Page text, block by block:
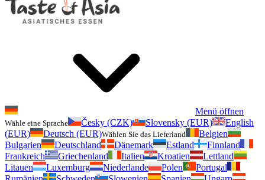
Menü öffnen
Wähle eine Sprache Česky (CZK) Slovensky (EUR)
English
(EUR)
Deutsch (EUR)Wählen Sie das Lieferland
Belgien
Bulgarien
Deutschland Dänemark Estland
Finnland
Frankreich
Griechenland Italien Kroatien
Lettland
Litauen
Luxemburg Niederlande Polen
Portugal